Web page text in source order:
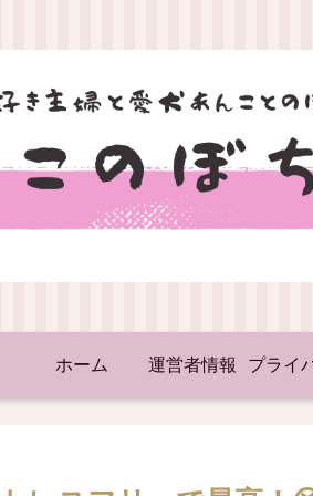
ホーム 運営者情報